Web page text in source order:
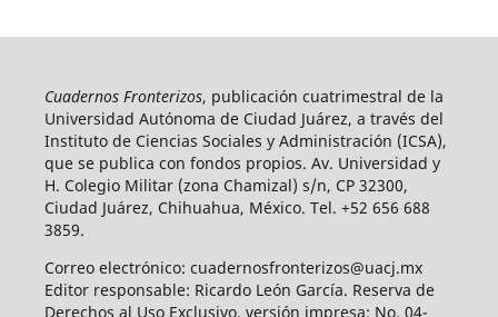
Cuadernos Fronterizos, publicación cuatrimestral de la
Universidad Autónoma de Ciudad Juárez, a través del
Instituto de Ciencias Sociales y Administración (ICSA),
que se publica con fondos propios. Av. Universidad y
H. Colegio Militar (zona Chamizal) s/n, CP 32300,
Ciudad Juárez, Chihuahua, México. Tel. +52 656 688
3859.
Correo electrónico: cuadernosfronterizos@uacj.mx
Editor responsable: Ricardo León García. Reserva de
Derechos al Uso Exclusivo, versión impresa: No. 04-